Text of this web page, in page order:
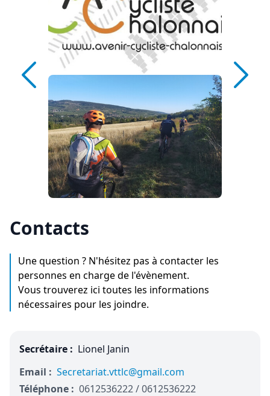
Contacts
Une question ? N'hésitez pas à contacter les
personnes en charge de l'évènement.
Vous trouverez ici toutes les informations
nécessaires pour les joindre.
Secrétaire : Lionel Janin
Email : Secretariat.vttlc@gmail.com
Téléphone : 0612536222 / 0612536222